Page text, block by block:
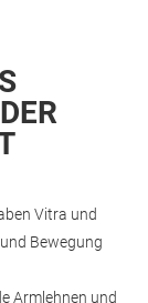
Vitra und
Bewegung
Armlehnen und